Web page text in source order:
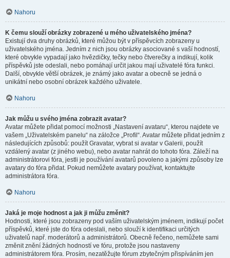
Nahoru
K čemu slouží obrázky zobrazené u mého uživatelského jména?
Existují dva druhy obrázků, které můžou být v příspěvcích zobrazeny u
uživatelského jména. Jedním z nich jsou obrázky asociované s vaší hodností,
které obvykle vypadají jako hvězdičky, tečky nebo čtverečky a indikují, kolik
příspěvků jste odeslali, nebo pomáhají určit jakou mají uživatelé fóra funkci.
Další, obvykle větší obrázek, je známý jako avatar a obecně se jedná o
unikátní nebo osobní obrázek každého uživatele.
Nahoru
Jak můžu u svého jména zobrazit avatar?
Avatar můžete přidat pomocí možnosti „Nastavení avataru“, kterou najdete ve
vašem „Uživatelském panelu“ na záložce „Profil“. Avatar můžete přidat jedním z
následujících způsobů: použít Gravatar, vybrat si avatar v Galerii, použít
vzdálený avatar (z jiného webu), nebo avatar nahrát do tohoto fóra. Záleží na
administrátorovi fóra, jestli je používání avatarů povoleno a jakými způsoby lze
avatary do fóra přidat. Pokud nemůžete avatary používat, kontaktujte
administrátora fóra.
Nahoru
Jaká je moje hodnost a jak ji můžu změnit?
Hodnosti, které jsou zobrazeny pod vaším uživatelským jménem, indikují počet
příspěvků, které jste do fóra odeslali, nebo slouží k identifikaci určitých
uživatelů např. moderátorů a administrátorů. Obecně řečeno, nemůžete sami
změnit znění žádných hodností ve fóru, protože jsou nastaveny
administrátorem fóra. Prosím, nezatěžujte fórum zbytečným přispíváním jen